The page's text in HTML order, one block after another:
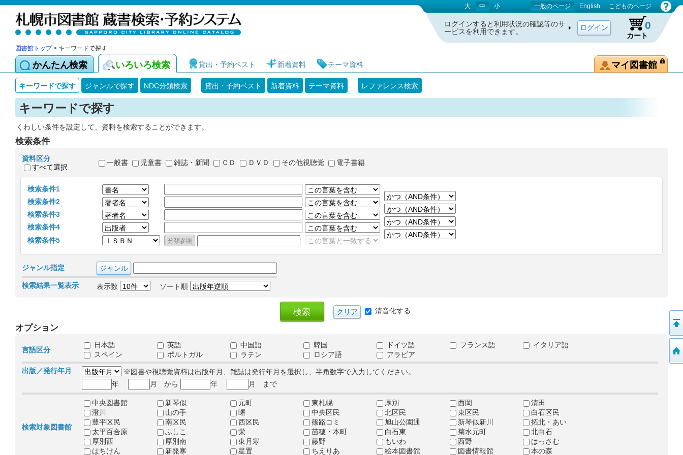
札幌市図書館 蔵書検索・予約システム 大 中 小 一般のページ English こどものページ
ログインすると利用状況の確認等のサ
ービスを利用できます。
カート
0
図書館トップ> キーワードで探す
かんたん検索 いろいろ検索 貸出・予約ベスト 新着資料 テーマ資料 マイ図書館
キーワードで探す ジャンルで探す NDC分類検索 貸出・予約ベスト 新着資料 テーマ資料 レファレンス検索
キーワードで探す
くわしい条件を設定して、資料を検索することができます。
検索条件
資料区分
すべて選択
一般書 児童書 雑誌・新聞 ＣＤ ＤＶＤ その他視聴覚 電子書籍
検索条件1
検索条件2
検索条件3
検索条件4
検索条件5
ジャンル指定
検索結果一覧表示 表示数 ソート順
清音化する
オプション
言語区分
日本語 英語 中国語 韓国 ドイツ語 フランス語
イタリア語
スペイン
ポルトガル ラテン ロシア語
アラビア
出版／発行年月
※図書や視聴覚資料は出版年月、雑誌は発行年月を選択し、半角数字で入力してください。
年
月 から 年 月 まで
検索対象図書館
中央図書館 新琴似 元町 東札幌 厚別 西岡
清田
澄川
山の手 曙 中央区民 北区民 東区民
白石区民
豊平区民
南区民 西区民 篠路コミ 旭山公園通 新琴似新川
拓北・あい
太平百合原
ふしこ 栄 苗穂・本町 白石東 菊水元町
北白石
厚別西
厚別南 東月寒 藤野 もいわ 西野
はっさむ
はちけん
新発寒 星置 ちえりあ 絵本図書館 図書情報館 本の森